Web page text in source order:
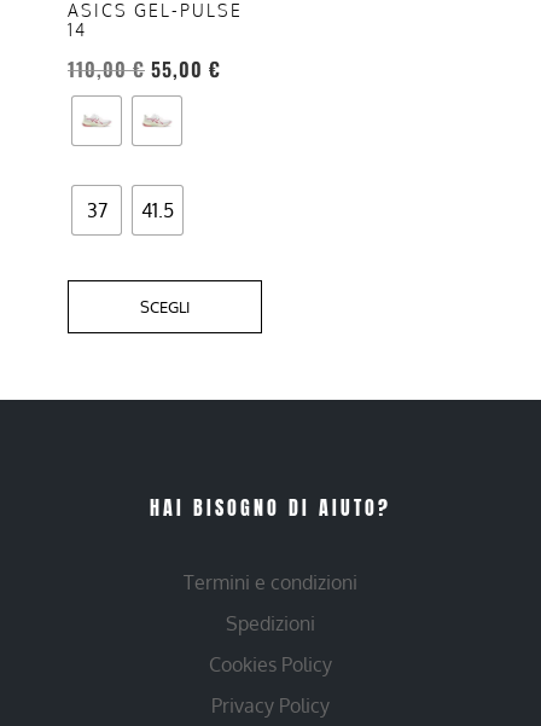
ASICS GEL-PULSE
14
110,00€ 55,00 €
37 41.5
SCEGLI
possono
essere
scelte
nella
del
prodotto
HAI BISOGNO DI AIUTO?
Termini e condizioni
Spedizioni
Cookies Policy
Privacy Policy